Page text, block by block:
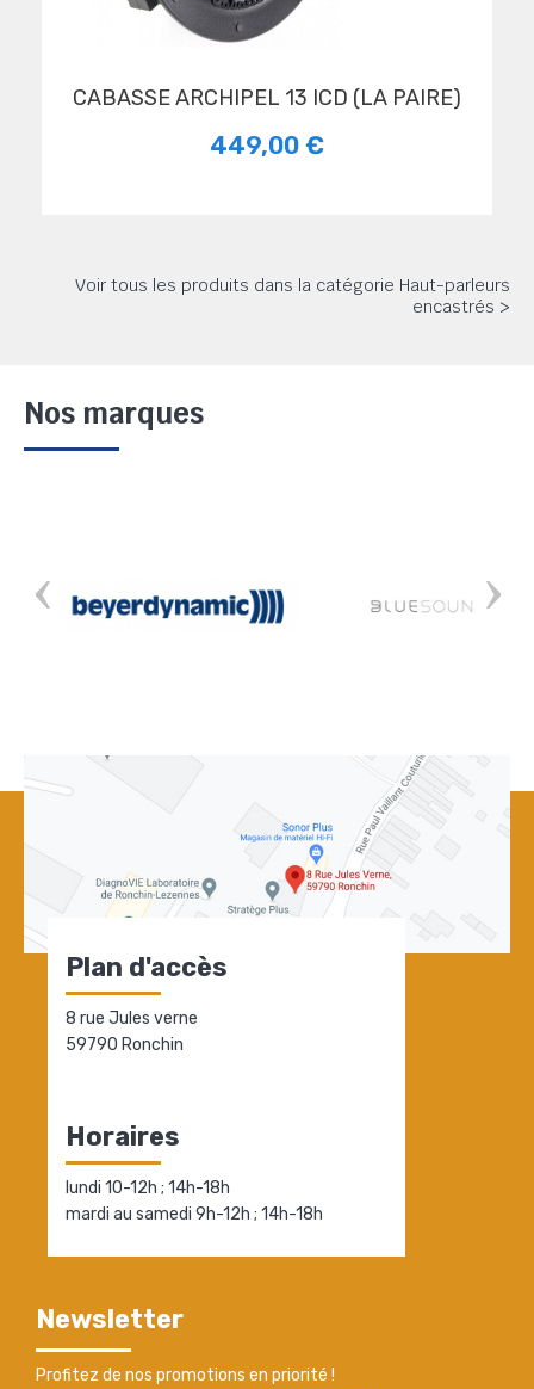
CABASSE ARCHIPEL 13 ICD (LA PAIRE)
449,00 €
Voir tous les produits dans la catégorie Haut-parleurs
encastrés >
Nos marques
Plan d'accès
8 rue Jules verne
59790 Ronchin
Horaires
lundi 10-12h ; 14h-18h
mardi au samedi 9h-12h ; 14h-18h
Newsletter
Profitez de nos promotions en priorité !